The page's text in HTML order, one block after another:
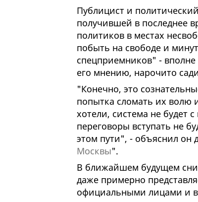
Публицист и
получившей в последнее
политиков в местах
побыть на свободе и
спецприемников" -
его мнению, нарочито
"Конечно, это
попытка сломать их волю
хотели, система не будет
переговоры вступать не
этом пути", - объяснил он
Москвы".
В ближайшем будущем
даже примерно
официальными лицами и